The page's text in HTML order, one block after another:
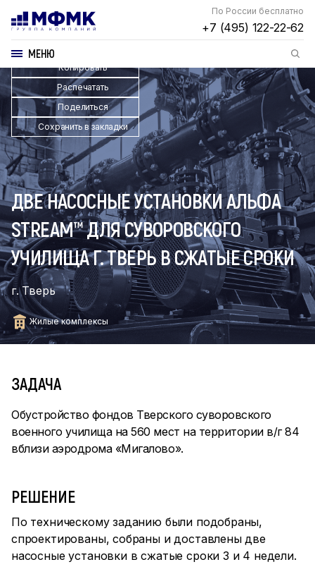
По России бесплатно
+7 (495) 122-22-62
МЕНЮ
Копировать
Распечатать
Поделиться
Сохранить в закладки
ДВЕ НАСОСНЫЕ УСТАНОВКИ АЛЬФА
STREAM™ ДЛЯ СУВОРОВСКОГО
УЧИЛИЩА Г. ТВЕРЬ В СЖАТЫЕ СРОКИ
г. Тверь
Жилые комплексы
ЗАДАЧА
Обустройство фондов Тверского суворовского
военного училища на 560 мест на территории в/г 84
вблизи аэродрома «Мигалово».
РЕШЕНИЕ
По техническому заданию были подобраны,
спроектированы, собраны и доставлены две
насосные установки в сжатые сроки 3 и 4 недели.